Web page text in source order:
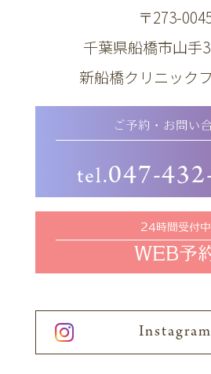
〒273-
千葉県船橋市山手
新船橋クリニック
ご予約・ お問い
tel.047-
24時間受付中
WEB予
Instagram